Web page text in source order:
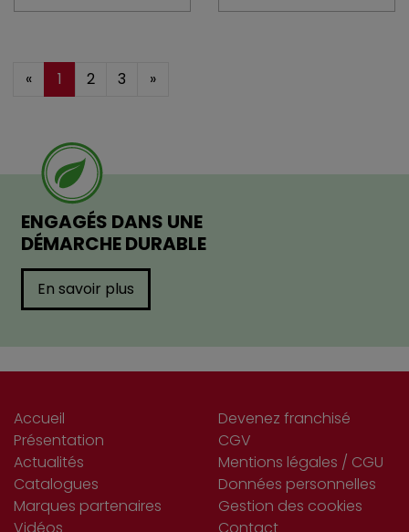
« 1 2 3 »
ENGAGÉS DANS UNE
DÉMARCHE DURABLE
En savoir plus
Accueil
Présentation
Actualités
Catalogues
Marques partenaires
Devenez franchisé
CGV
Mentions légales / CGU
Données personnelles
Gestion des cookies